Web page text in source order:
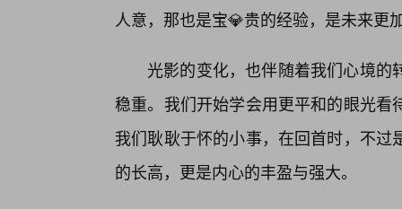
人意，那也是宝💎贵的经验，是未来更
光影的变化，也伴随着我们心境
稳重。我们开始学会用更平和的眼光
我们耿耿于怀的小事，在回首时，不
的长高，更是内心的丰盈与强大。